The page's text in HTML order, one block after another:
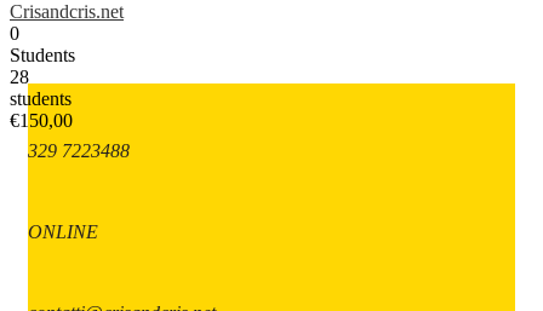
Crisandcris.net
0
Students
28
students
€150,00
329 7223488
ONLINE